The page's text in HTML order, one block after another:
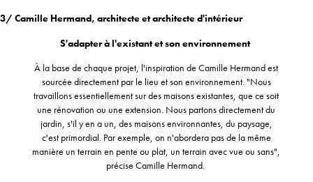
3/ Camille Hermand, architecte et architecte d'intérieur
S'adapter à l'existant et son environnement
À la base de chaque projet, l'inspiration de Camille Hermand est
sourcée directement par le lieu et son environnement. "Nous
travaillons essentiellement sur des maisons existantes, que ce soit
une rénovation ou une extension. Nous partons directement du
jardin, s'il y en a un, des maisons environnantes, du paysage,
c'est primordial. Par exemple, on n'abordera pas de la même
manière un terrain en pente ou plat, un terrain avec vue ou sans",
précise Camille Hermand.